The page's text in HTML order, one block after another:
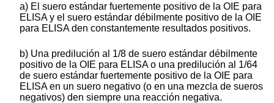
a) El suero estándar fuertemente positivo de la OIE para
ELISA y el suero estándar débilmente positivo de la OIE
para ELISA den constantemente resultados positivos.
b) Una predilución al 1/8 de suero estándar débilmente
positivo de la OIE para ELISA o una predilución al 1/64
de suero estándar fuertemente positivo de la OIE para
ELISA en un suero negativo (o en una mezcla de sueros
negativos) den siempre una reacción negativa.